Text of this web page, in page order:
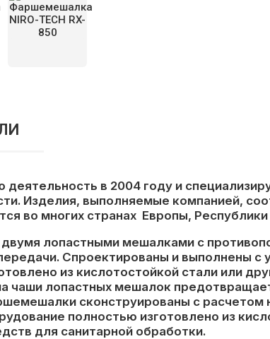
в 2004 году и
Изделия, выполняемые компанией,
во многих странах Европы,
лопастными мешалками с
Спроектированы и выполнены с
из кислотостойкой стали или
лопастных мешалок
сконструированы с
полностью изготовлено из
для санитарной обработки.